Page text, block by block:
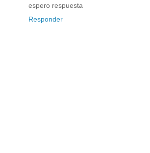
espero respuesta
Responder